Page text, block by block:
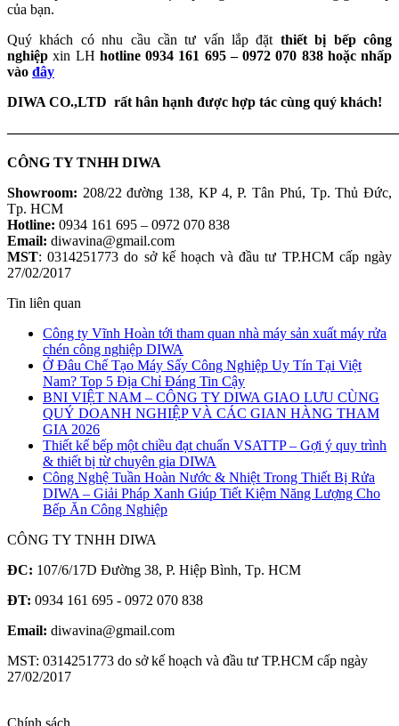
của bạn.
Quý khách có nhu cầu cần tư vấn lắp đặt thiết bị bếp công
nghiệpxin LH hotline 0934 161 695 – 0972 070 838 hoặc nhấp
vào đây
DIWA CO.,LTD rất hân hạnh được hợp tác cùng quý khách!
CÔNG TY TNHH DIWA
Showroom: 208/22 đường 138, KP 4, P. Tân Phú, Tp. Thủ Đức,
Tp. HCM
Hotline: 0934 161 695 – 0972 070 838
Email: diwavina@gmail.com
MST: 0314251773 do sở kế hoạch và đầu tư TP.HCM cấp ngày
27/02/2017
Tin liên quan
Công ty Vĩnh Hoàn tới tham quan nhà máy sản xuất máy rửa
chén công nghiệp DIWA
Ở Đâu Chế Tạo Máy Sấy Công Nghiệp Uy Tín Tại Việt
Nam? Top 5 Địa Chỉ Đáng Tin Cậy
BNI VIỆT NAM – CÔNG TY DIWA GIAO LƯU CÙNG
QUÝ DOANH NGHIỆP VÀ CÁC GIAN HÀNG THAM
GIA 2026
Thiết kế bếp một chiều đạt chuẩn VSATTP – Gợi ý quy trình
& thiết bị từ chuyên gia DIWA
Công Nghệ Tuần Hoàn Nước & Nhiệt Trong Thiết Bị Rửa
DIWA – Giải Pháp Xanh Giúp Tiết Kiệm Năng Lượng Cho
Bếp Ăn Công Nghiệp
CÔNG TY TNHH DIWA
ĐC: 107/6/17D Đường 38, P. Hiệp Bình, Tp. HCM
ĐT: 0934 161 695 - 0972 070 838
Email: diwavina@gmail.com
MST: 0314251773 do sở kế hoạch và đầu tư TP.HCM cấp ngày
27/02/2017
Chính sách